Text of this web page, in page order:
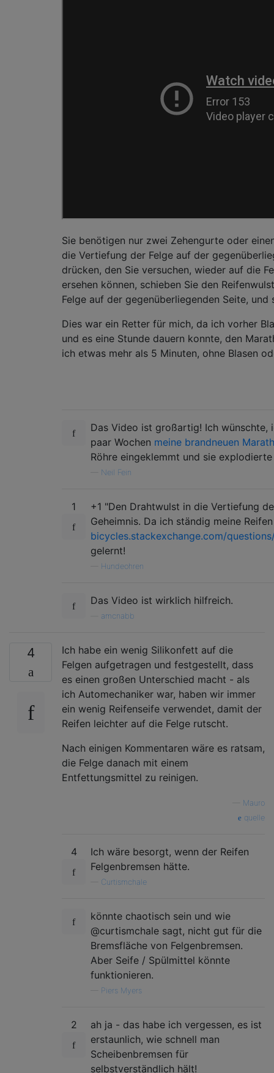
Sie benötigen nur zwei Zehengurte oder
die Vertiefung der Felge auf der
drücken, den Sie versuchen, wieder auf die
ersehen können, schieben Sie den
Felge auf der gegenüberliegenden Seite,
Dies war ein Retter für mich, da ich vorher
und es eine Stunde dauern konnte, den
ich etwas mehr als 5 Minuten, ohne Blasen
Das Video ist großartig! Ich wünschte,
paar Wochen meine brandneuen
Röhre eingeklemmt und sie
Neil Fein
1
+1 "Den Drahtwulst in die Vertiefung
Geheimnis. Da ich ständig meine
bicycles.stackexchange.com/
gelernt!
Hundeohren
Das Video ist wirklich hilfreich.
amcnabb
4
Ich habe ein wenig Silikonfett auf die
Felgen aufgetragen und festgestellt, dass
es einen großen Unterschied macht - als
ich Automechaniker war, haben wir immer
ein wenig Reifenseife verwendet, damit der
Reifen leichter auf die Felge rutscht.
Nach einigen Kommentaren wäre es ratsam,
die Felge danach mit einem
Entfettungsmittel zu reinigen.
Mauro
quelle
4
Ich wäre besorgt, wenn der Reifen
Felgenbremsen hätte.
Curtismchale
könnte chaotisch sein und wie
@curtismchale sagt, nicht gut für die
Bremsfläche von Felgenbremsen.
Aber Seife / Spülmittel könnte
funktionieren.
Piers Myers
2
ah ja - das habe ich vergessen, es ist
erstaunlich, wie schnell man
Scheibenbremsen für
selbstverständlich hält!